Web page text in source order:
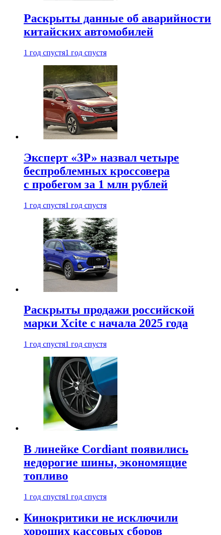
Раскрыты данные об аварийности
китайских автомобилей
1 год спустя1 год спустя
Эксперт «ЗР» назвал четыре
беспроблемных кроссовера
с пробегом за 1 млн рублей
1 год спустя1 год спустя
Раскрыты продажи российской
марки Xcite с начала 2025 года
1 год спустя1 год спустя
В линейке Cordiant появились
недорогие шины, экономящие
топливо
1 год спустя1 год спустя
Кинокритики не исключили
хороших кассовых сборов